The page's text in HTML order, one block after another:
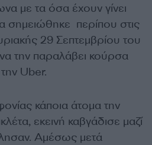
με τα όσα έχουν γίνει
σημειώθηκε περίπου στις
29 Σεπτεμβρίου του
την παραλάβει κούρσα
Uber.
κάποια άτομα την
εκεινή καβγάδισε μαζί
Αμέσως μετά